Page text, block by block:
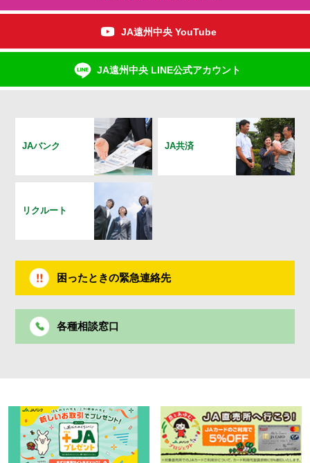
JA遠州中央 YouTube
JA遠州中央 LINE公式アカウント
JAバンク JA共済
リクルート
困ったときの緊急連絡先
各種相談窓口